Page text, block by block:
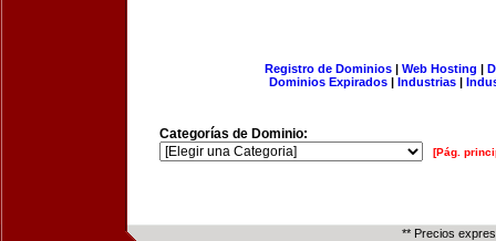
Registro de Dominios| Web Hosting |
Dominios Expirados | Industrias |
Categorías de Dominio:
[Pág.
** Precios